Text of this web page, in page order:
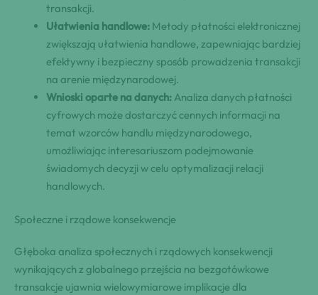
transakcji.
Ułatwienia handlowe: Metody płatności elektronicznej
zwiększają ułatwienia handlowe, zapewniając bardziej
efektywny i bezpieczny sposób prowadzenia transakcji
na arenie międzynarodowej.
Wnioski oparte na danych: Analiza danych płatności
cyfrowych może dostarczyć cennych informacji na
temat wzorców handlu międzynarodowego,
umożliwiając interesariuszom podejmowanie
świadomych decyzji w celu optymalizacji relacji
handlowych.
Społeczne i rządowe konsekwencje
Głęboka analiza społecznych i rządowych konsekwencji
wynikających z globalnego przejścia na bezgotówkowe
transakcje ujawnia wielowymiarowe implikacje dla